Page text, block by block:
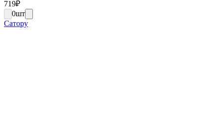
719₽
0шт
Сатору